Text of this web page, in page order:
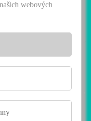
práva vyhrazena.
webových